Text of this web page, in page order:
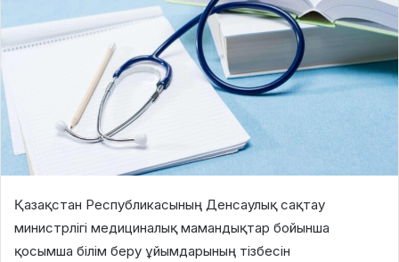
Қазақстан Республикасының Денсаулық сақтау
министрлігі медициналық мамандықтар бойынша
қосымша білім беру ұйымдарының тізбесін